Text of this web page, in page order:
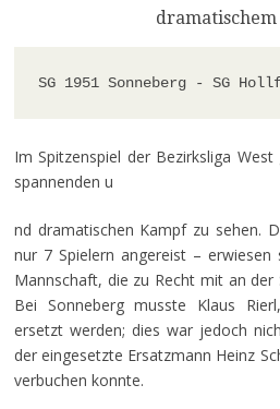
dramatischem
SG 1951 Sonneberg - SG
Im Spitzenspiel der Bezirksliga
spannenden u
nd dramatischen Kampf zu sehen.
nur 7 Spielern angereist – erwiesen
Mannschaft, die zu Recht mit an der
Bei Sonneberg musste Klaus
ersetzt werden; dies war jedoch
der eingesetzte Ersatzmann Heinz
verbuchen konnte.